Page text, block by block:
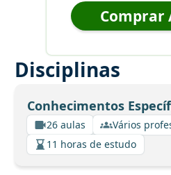
Comprar
Disciplinas
Conhecimentos
26 aulas
Vários
11 horas de estudo